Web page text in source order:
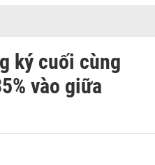
ký cuối cùng
vào giữa